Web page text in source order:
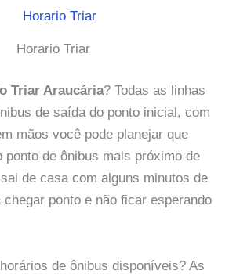
Horario Triar
Triar Araucária? Todas as linhas
de saída do ponto inicial, com
mãos você pode planejar que
ponto de ônibus mais próximo de
de casa com alguns minutos de
ponto e não ficar esperando
de ônibus disponíveis? As